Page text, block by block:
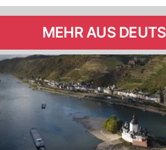
MEHR AUS